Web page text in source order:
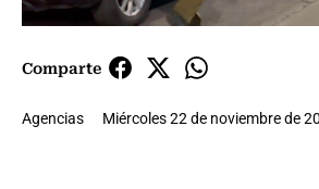
Comparte
Agencias Miércoles 22 de noviembre de